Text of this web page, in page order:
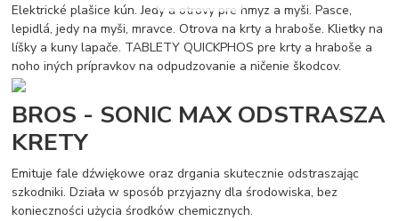
Elektrické plašice kún. Jedy a otrovy pre hmyz a myši. Pasce,
lepidlá, jedy na myši, mravce. Otrova na krty a hraboše. Klietky na
líšky a kuny lapače. TABLETY QUICKPHOS pre krty a hraboše a
noho iných prípravkov na odpudzovanie a ničenie škodcov.
BROS - SONIC MAX ODSTRASZA
KRETY
Emituje fale dźwiękowe oraz drgania skutecznie odstraszając
szkodniki. Działa w sposób przyjazny dla środowiska, bez
konieczności użycia środków chemicznych.